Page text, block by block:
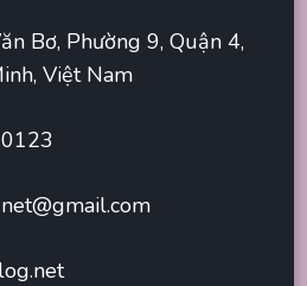
Bơ, Phường 9, Quận 4,
Việt Nam